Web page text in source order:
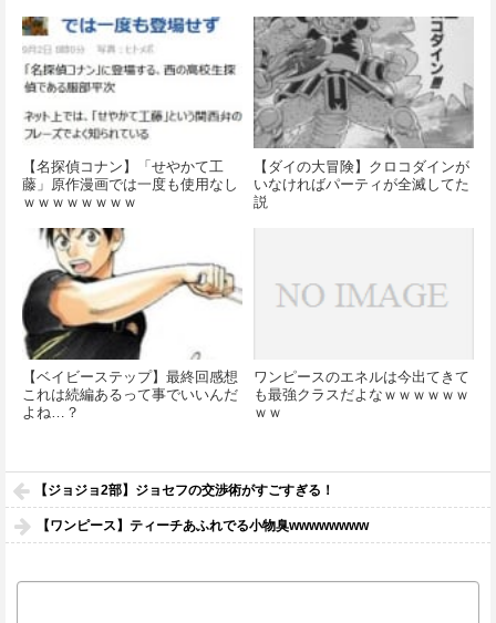
【名探偵コナン】「せやかて工
藤」原作漫画では一度も使用なし
ｗｗｗｗｗｗｗｗ
【ダイの大冒険】クロコダインが
いなければパーティが全滅してた
説
【ベイビーステップ】最終回感想
これは続編あるって事でいいんだ
よね…？
ワンピースのエネルは今出てきて
も最強クラスだよなｗｗｗｗｗｗ
ｗｗ
【ジョジョ2部】ジョセフの交渉術がすごすぎる！
【ワンピース】ティーチあふれでる小物臭wwwwwwww